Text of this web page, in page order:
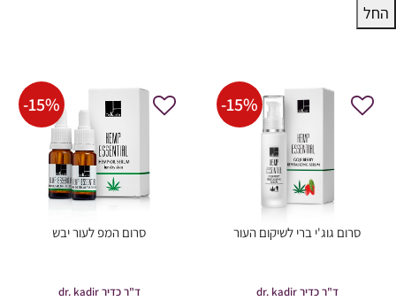
החל
-15%
סרום גוג'י ברי לשיקום העור
ד"ר כדיר dr. kadir
-15%
סרום המפ לעור יבש
ד"ר כדיר dr. kadir